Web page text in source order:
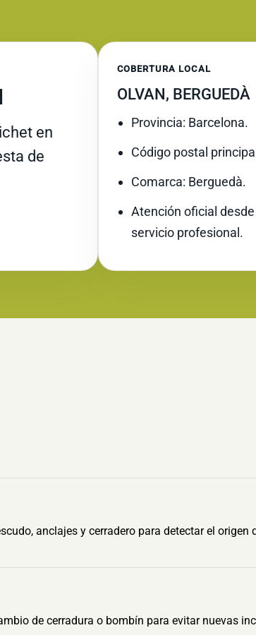
en
de
COBERTURA LOCAL
OLVAN, BERGUEDÀ
Provincia: Barcelona.
Código postal
Comarca: Berguedà.
Atención oficial
servicio profesional.
anclajes y cerradero para detectar el origen
de cerradura o bombín para evitar nuevas